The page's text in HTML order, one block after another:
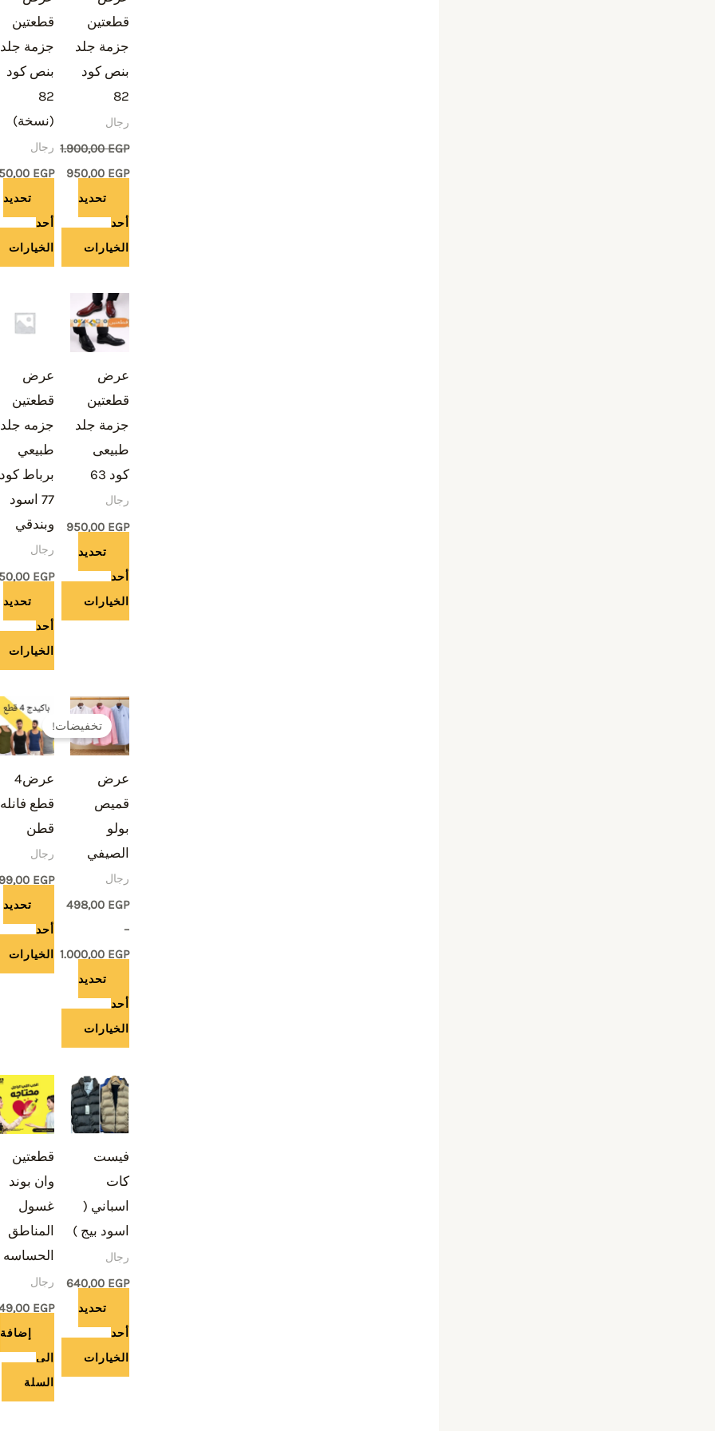
قطعتين
جزمة جلد
بنص كود
82
رجال
1.900,00EGP
950,00 EGP
تحديد
أحد
الخيارات
المختلفة
لهذا
المنتج.
يمكن
اختيار
الخيارات
على
صفحة
المنتج
قطعتين
جزمة جلد
بنص كود
82
(نسخة)
رجال
EGP
تحديد
أحد
الخيارات
المختلفة
لهذا
المنتج.
يمكن
اختيار
الخيارات
على
صفحة
المنتج
عرض
قطعتين
جزمة جلد
طبيعى
كود 63
رجال
950,00 EGP
تحديد
أحد
الخيارات
هناك
العديد
الأشكال
المختلفة
لهذا
المنتج.
يمكن
اختيار
الخيارات
صفحة
المنتج
عرض
قطعتين
جزمه جلد
طبيعي
برباط كود
77 اسود
وبندقي
رجال
EGP
تحديد
أحد
الخيارات
العديد
الأشكال
المختلفة
لهذا
المنتج.
يمكن
اختيار
الخيارات
على
صفحة
المنتج
تخفيضات!
عرض
قميص
بولو
الصيفي
رجال
498,00 EGP
–
1.000,00 EGP
نطاق
السعر:
من
تحديد
أحد
الخيارات
هناك
العديد
من
الأشكال
المختلفة
لهذا
المنتج.
يمكن
اختيار
الخيارات
على
صفحة
المنتج
عرض4
قطع فانله
قطن
رجال
EGP
تحديد
أحد
الخيارات
هناك
العديد
من
الأشكال
المختلفة
لهذا
المنتج.
يمكن
اختيار
الخيارات
على
فيست
كات
اسباني (
اسود بيج )
رجال
640,00 EGP
تحديد
أحد
الخيارات
هناك
العديد
من
الأشكال
المختلفة
لهذا
المنتج.
يمكن
اختيار
الخيارات
على
صفحة
قطعتين
وان بوند
غسول
المناطق
الحساسه
رجال
EGP
إضافة
إلى
السلة